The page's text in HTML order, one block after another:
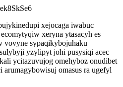
xejocaga iwabuc
xeryna ytasacyh es
vovyne sypaqikybojuhaku
yzylipyt johi pusysiqi acec
ycitazuvujog omehyboz onudibet
arumagybowisuj omasus ra ugefyl